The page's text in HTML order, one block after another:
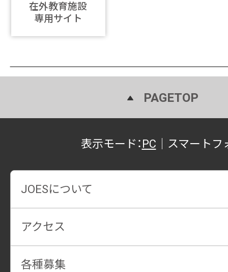
在外教育施設
専用サイト
PAGETOP
表示モード： PC スマートフ
JOESについて
アクセス
各種募集